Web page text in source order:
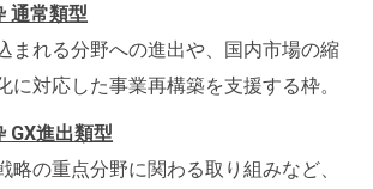
通常類型
まれる分野への進出や、国内市場の縮
に対応した事業再構築を支援する枠。
GX進出類型
略の重点分野に関わる取り組みなど、